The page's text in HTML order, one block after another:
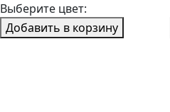
Выберите цвет:
Добавить в корзину